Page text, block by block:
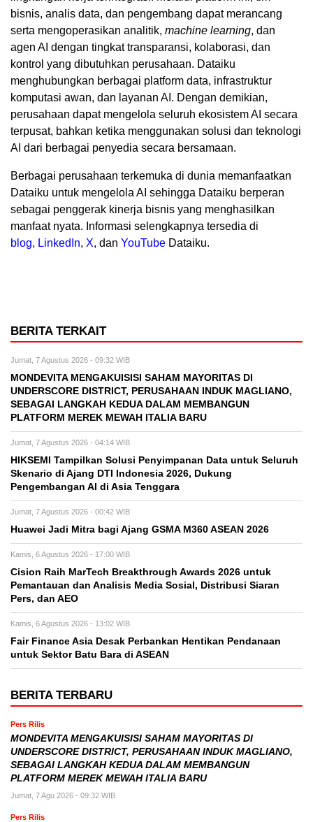
bisnis, analis data, dan pengembang dapat merancang
serta mengoperasikan analitik, machine learning, dan
agen AI dengan tingkat transparansi, kolaborasi, dan
kontrol yang dibutuhkan perusahaan. Dataiku
menghubungkan berbagai platform data, infrastruktur
komputasi awan, dan layanan AI. Dengan demikian,
perusahaan dapat mengelola seluruh ekosistem AI secara
terpusat, bahkan ketika menggunakan solusi dan teknologi
AI dari berbagai penyedia secara bersamaan.
Berbagai perusahaan terkemuka di dunia memanfaatkan
Dataiku untuk mengelola AI sehingga Dataiku berperan
sebagai penggerak kinerja bisnis yang menghasilkan
manfaat nyata. Informasi selengkapnya tersedia di
blog, LinkedIn, X, dan YouTube Dataiku.
BERITA TERKAIT
Jumat, 7 Agustus 2026 - 09:32 WIB
MONDEVITA MENGAKUISISI SAHAM MAYORITAS DI
UNDERSCORE DISTRICT, PERUSAHAAN INDUK MAGLIANO,
SEBAGAI LANGKAH KEDUA DALAM MEMBANGUN
PLATFORM MEREK MEWAH ITALIA BARU
Jumat, 7 Agustus 2026 - 04:14 WIB
HIKSEMI Tampilkan Solusi Penyimpanan Data untuk Seluruh
Skenario di Ajang DTI Indonesia 2026, Dukung
Pengembangan AI di Asia Tenggara
Jumat, 7 Agustus 2026 - 00:42 WIB
Huawei Jadi Mitra bagi Ajang GSMA M360 ASEAN 2026
Kamis, 6 Agustus 2026 - 17:00 WIB
Cision Raih MarTech Breakthrough Awards 2026 untuk
Pemantauan dan Analisis Media Sosial, Distribusi Siaran
Pers, dan AEO
Kamis, 6 Agustus 2026 - 13:02 WIB
Fair Finance Asia Desak Perbankan Hentikan Pendanaan
untuk Sektor Batu Bara di ASEAN
BERITA TERBARU
Pers Rilis
MONDEVITA MENGAKUISISI SAHAM MAYORITAS DI
UNDERSCORE DISTRICT, PERUSAHAAN INDUK MAGLIANO,
SEBAGAI LANGKAH KEDUA DALAM MEMBANGUN
PLATFORM MEREK MEWAH ITALIA BARU
Jumat, 7 Agu 2026 - 09:32 WIB
Pers Rilis